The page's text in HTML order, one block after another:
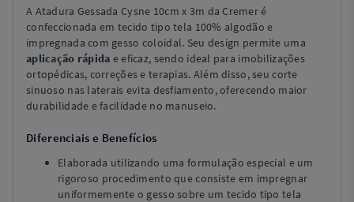
A Atadura Gessada Cysne 10cm x 3m da Cremer é
confeccionada em tecido tipo tela 100% algodão e
impregnada com gesso coloidal. Seu design permite uma
aplicação rápida e eficaz, sendo ideal para imobilizações
ortopédicas, correções e terapias. Além disso, seu corte
sinuoso nas laterais evita desfiamento, oferecendo maior
durabilidade e facilidade no manuseio.
Diferenciais e Benefícios
Elaborada utilizando uma formulação especial e um
rigoroso procedimento que consiste em impregnar
uniformemente o gesso sobre um tecido tipo tela